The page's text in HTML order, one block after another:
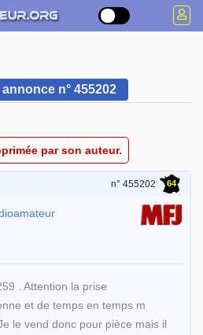
n° 455202
par son auteur.
n° 455202 64
. Attention la prise
et de temps en temps m
le vend donc pour pièce mais il